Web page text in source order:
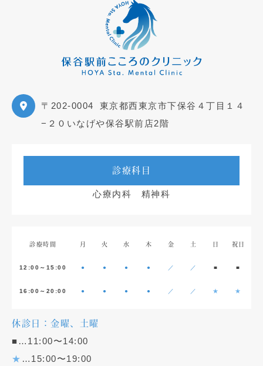
〒202-0004
東京都西東京市下保谷４丁目１４
−２０いなげや保谷駅前店2階
診療科目
心療内科 精神科
診療時間 月 火 水 木 金 土 日 祝日
12:00～15:00 ● ● ● ● ／ ／ ■ ■
16:00～20:00 ● ● ● ● ／ ／ ★ ★
休診日：金曜、土曜
■…11:00〜14:00
★ …15:00〜19:00